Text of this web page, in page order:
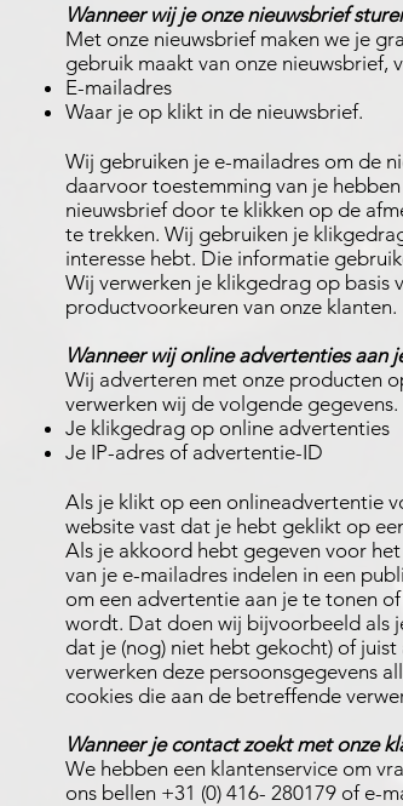
Wanneer wij je onze nieuwsbrief
Met onze nieuwsbrief maken we je
gebruik maakt van onze nieuwsbrief,
E-mailadres
Waar je op klikt in de nieuwsbrief.
Wij gebruiken je e-mailadres om de
daarvoor toestemming van je
nieuwsbrief door te klikken op de
te trekken. Wij gebruiken je
interesse hebt. Die informatie
Wij verwerken je klikgedrag op basis
productvoorkeuren van onze klanten.
Wanneer wij online advertenties aan
Wij adverteren met onze producten
verwerken wij de volgende gegevens.
Je klikgedrag op online advertenties
Je IP-adres of advertentie-ID
Als je klikt op een onlineadvertentie
website vast dat je hebt geklikt op
Als je akkoord hebt gegeven voor
van je e-mailadres indelen in een
om een advertentie aan je te tonen
wordt. Dat doen wij bijvoorbeeld als
dat je (nog) niet hebt gekocht) of
verwerken deze persoonsgegevens
cookies die aan de betreffende
Wanneer je contact zoekt met onze
We hebben een klantenservice om
ons bellen +31 (0) 416- 280179 of e-